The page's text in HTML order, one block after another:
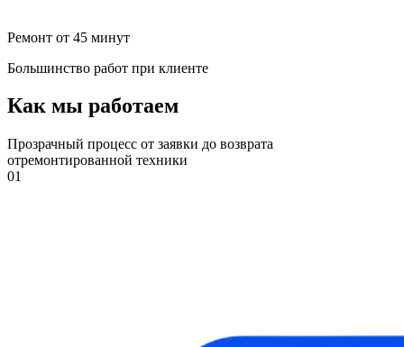
Ремонт от 45 минут
Большинство работ при клиенте
Как мы работаем
Прозрачный процесс от заявки до возврата
отремонтированной техники
01